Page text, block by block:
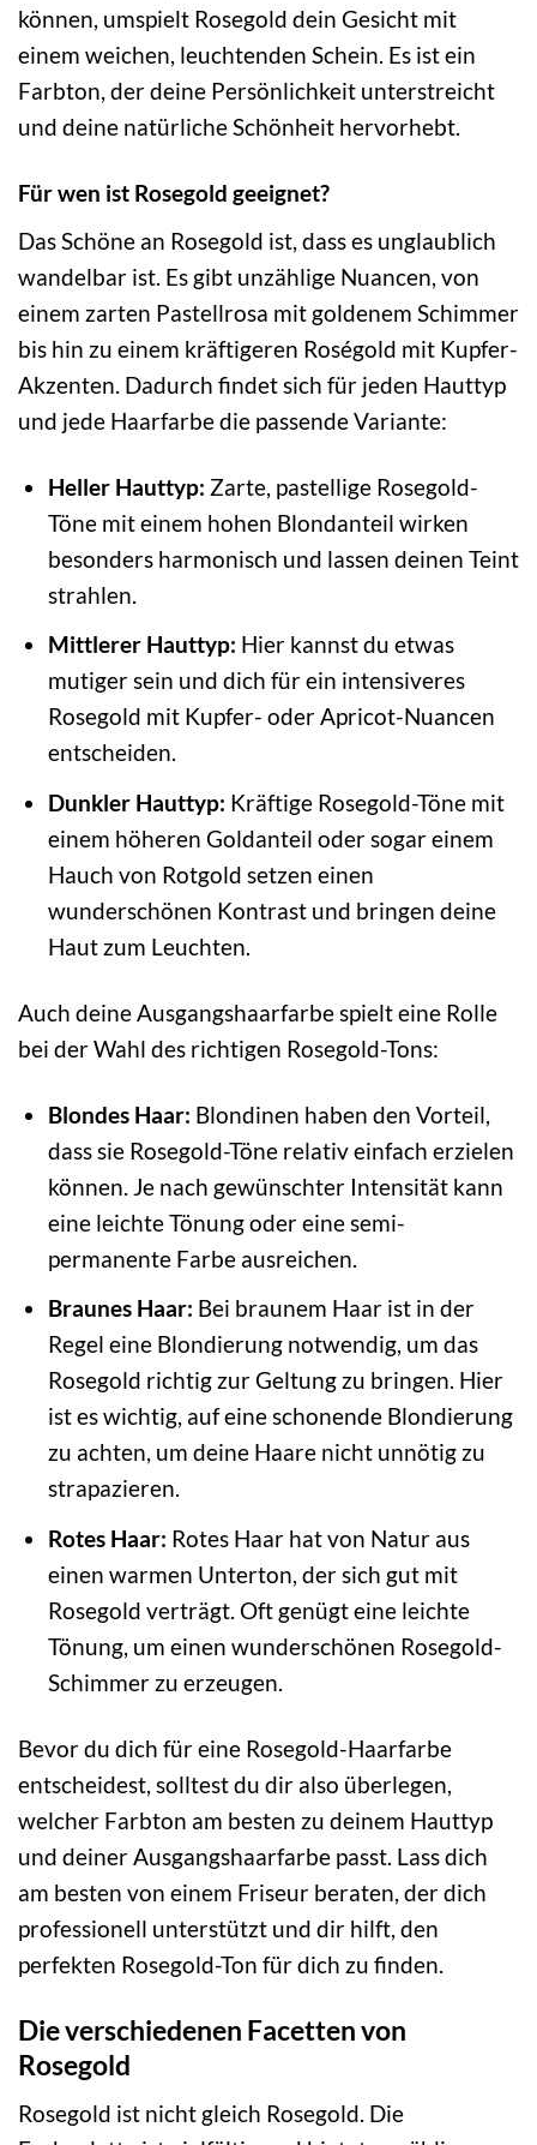
können, umspielt Rosegold dein Gesicht mit
einem weichen, leuchtenden Schein. Es ist ein
Farbton, der deine Persönlichkeit unterstreicht
und deine natürliche Schönheit hervorhebt.
Für wen ist Rosegold geeignet?
Das Schöne an Rosegold ist, dass es unglaublich
wandelbar ist. Es gibt unzählige Nuancen, von
einem zarten Pastellrosa mit goldenem Schimmer
bis hin zu einem kräftigeren Roségold mit Kupfer-
Akzenten. Dadurch findet sich für jeden Hauttyp
und jede Haarfarbe die passende Variante:
Heller Hauttyp: Zarte, pastellige Rosegold-
Töne mit einem hohen Blondanteil wirken
besonders harmonisch und lassen deinen Teint
strahlen.
Mittlerer Hauttyp: Hier kannst du etwas
mutiger sein und dich für ein intensiveres
Rosegold mit Kupfer- oder Apricot-Nuancen
entscheiden.
Dunkler Hauttyp: Kräftige Rosegold-Töne mit
einem höheren Goldanteil oder sogar einem
Hauch von Rotgold setzen einen
wunderschönen Kontrast und bringen deine
Haut zum Leuchten.
Auch deine Ausgangshaarfarbe spielt eine Rolle
bei der Wahl des richtigen Rosegold-Tons:
Blondes Haar: Blondinen haben den Vorteil,
dass sie Rosegold-Töne relativ einfach erzielen
können. Je nach gewünschter Intensität kann
eine leichte Tönung oder eine semi-
permanente Farbe ausreichen.
Braunes Haar: Bei braunem Haar ist in der
Regel eine Blondierung notwendig, um das
Rosegold richtig zur Geltung zu bringen. Hier
ist es wichtig, auf eine schonende Blondierung
zu achten, um deine Haare nicht unnötig zu
strapazieren.
Rotes Haar: Rotes Haar hat von Natur aus
einen warmen Unterton, der sich gut mit
Rosegold verträgt. Oft genügt eine leichte
Tönung, um einen wunderschönen Rosegold-
Schimmer zu erzeugen.
Bevor du dich für eine Rosegold-Haarfarbe
entscheidest, solltest du dir also überlegen,
welcher Farbton am besten zu deinem Hauttyp
und deiner Ausgangshaarfarbe passt. Lass dich
am besten von einem Friseur beraten, der dich
professionell unterstützt und dir hilft, den
perfekten Rosegold-Ton für dich zu finden.
Die verschiedenen Facetten von
Rosegold
Rosegold ist nicht gleich Rosegold. Die